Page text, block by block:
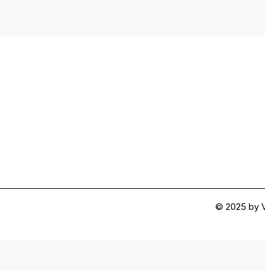
© 2025 by